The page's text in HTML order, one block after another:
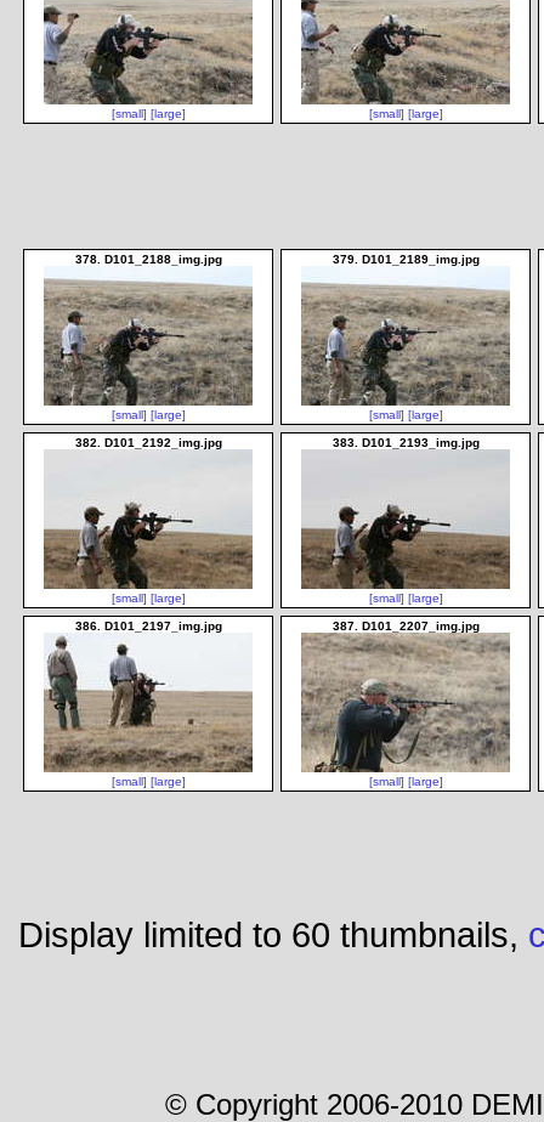
[small] [large] [small] [large]
378. D101_2188_img.jpg
[small] [large]
379. D101_2189_img.jpg
[small] [large]
382. D101_2192_img.jpg
[small] [large]
383. D101_2193_img.jpg
[small] [large]
386. D101_2197_img.jpg
[small] [large]
387. D101_2207_img.jpg
[small] [large]
Display limited to 60 thumbnails,
© Copyright 2006-2010